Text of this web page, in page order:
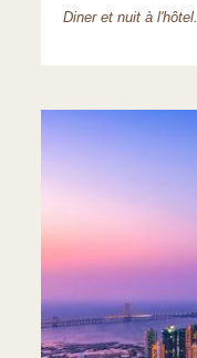
Diner et nuit à l'hôtel.